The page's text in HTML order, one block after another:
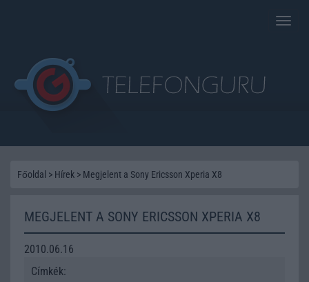
Toggle
Főoldal > Hírek > Megjelent a Sony Ericsson Xperia X8
MEGJELENT A SONY ERICSSON XPERIA X8
2010.06.16
Címkék: